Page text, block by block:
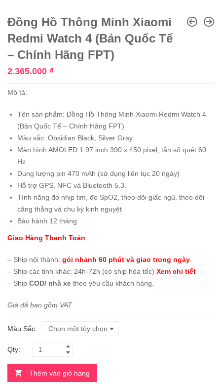
Đồng Hồ Thông Minh Xiaomi
Redmi Watch 4 (Bản Quốc Tế
– Chính Hãng FPT)
2.365.000 ₫
Mô tả:
Tên sản phẩm: Đồng Hồ Thông Minh Xiaomi Redmi Watch 4
(Bản Quốc Tế – Chính Hãng FPT)
Màu sắc: Obsidian Black, Silver Gray
Màn hình AMOLED 1.97 inch 390 x 450 pixel, tần số quét 60
Hz
Dung lượng pin 470 mAh (sử dụng liên tục 20 ngày)
Hỗ trợ GPS, NFC và Bluetooth 5.3.
Tính năng đo nhịp tim, đo SpO2, theo dõi giấc ngủ, theo dõi
căng thẳng và chu kỳ kinh nguyệt
Bảo hành 12 tháng
Giao Hàng Thanh Toán
– Ship nội thành: gói nhanh 60 phút và giao trong ngày
– Ship các tỉnh khác: 24h-72h (có ship hỏa tốc) Xem chi tiết
– Ship COD/ nhà xe theo yêu cầu khách hàng.
Giá đã bao gồm VAT
Màu Sắc
Qty:
Thêm vào giỏ hàng